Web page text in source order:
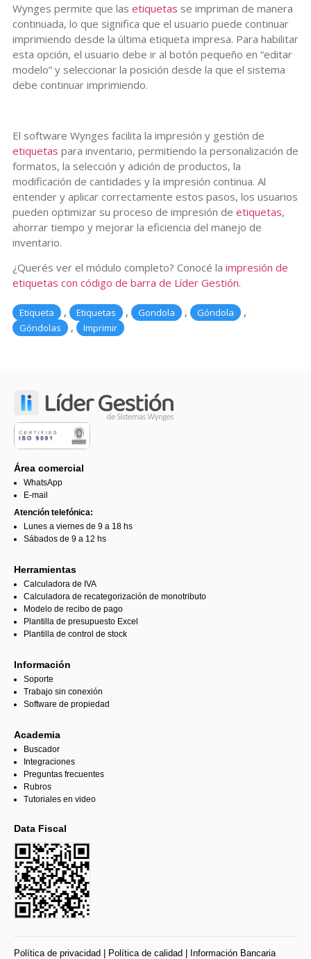
Wynges permite que las etiquetas se impriman de manera
continuada, lo que significa que el usuario puede continuar
imprimiendo desde la última etiqueta impresa. Para habilitar
esta opción, el usuario debe ir al botón pequeño en “editar
modelo” y seleccionar la posición desde la que el sistema
debe continuar imprimiendo.
El software Wynges facilita la impresión y gestión de
etiquetas para inventario, permitiendo la personalización de
formatos, la selección y adición de productos, la
modificación de cantidades y la impresión continua. Al
entender y aplicar correctamente estos pasos, los usuarios
pueden optimizar su proceso de impresión de etiquetas,
ahorrar tiempo y mejorar la eficiencia del manejo de
inventario.
¿Querés ver el módulo completo? Conocé la impresión de
etiquetas con código de barra de Líder Gestión.
Etiqueta , Etiquetas , Gondola , Góndola ,
Góndolas , Imprimir
Área comercial
WhatsApp
E-mail
Atención telefónica:
Lunes a viernes de 9 a 18 hs
Sábados de 9 a 12 hs
Herramientas
Calculadora de IVA
Calculadora de recategorización de monotributo
Modelo de recibo de pago
Plantilla de presupuesto Excel
Plantilla de control de stock
Información
Soporte
Trabajo sin conexión
Software de propiedad
Academia
Buscador
Integraciones
Preguntas frecuentes
Rubros
Tutoriales en video
Data Fiscal
Política de privacidad Política de calidad Información Bancaria